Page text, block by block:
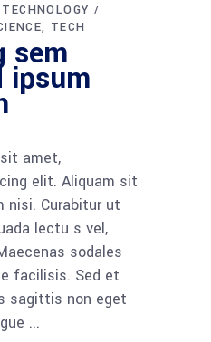
TECHNOLOGY
TECH
sem
ipsum
amet,
elit. Aliquam sit
nisi. Curabitur ut
lectu s vel,
sodales
facilisis. Sed et
sagittis non eget